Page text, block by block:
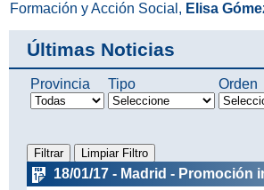
Formación y Acción Social, Elisa
Últimas Noticias
Provincia Tipo Orden
18/01/17 - Madrid - Promoción